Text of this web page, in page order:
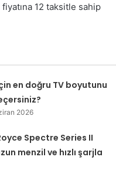
12 taksitle sahip
en doğru TV boyutunu
2026
Spectre Series II
menzil ve hızlı şarjla